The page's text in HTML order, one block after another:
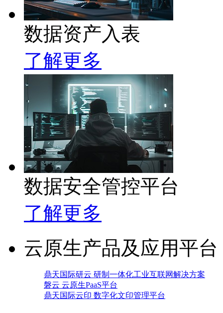
数据资产入表
了解更多
数据安全管控平台
了解更多
云原生产品及应用平台
鼎天国际研云 研制一体化工业互联网解决方案
磐云 云原生PaaS平台
鼎天国际云印 数字化文印管理平台